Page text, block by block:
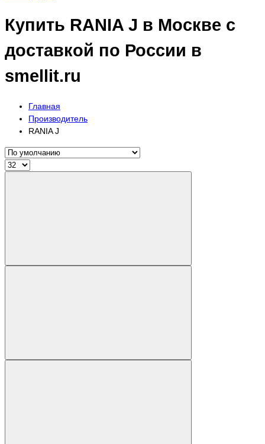
Купить RANIA J в Москве с
доставкой по России в
smellit.ru
Главная
Производитель
RANIA J